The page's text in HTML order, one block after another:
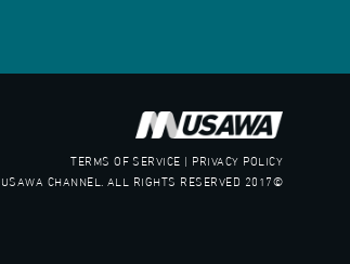
TERMS OF SERVICE | PRIVACY POLICY
©2017 MUSAWA CHANNEL. ALL RIGHTS RESERVED.